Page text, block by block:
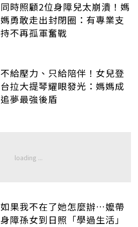
同時照顧2位身障兒太崩潰！媽
媽勇敢走出封閉圈：有專業支
持不再孤軍奮戰
不給壓力、只給陪伴！女兒登
台拉大提琴耀眼發光：媽媽成
追夢最強後盾
如果我不在了她怎麼辦…嬤帶
身障孫女到日照「學過生活」